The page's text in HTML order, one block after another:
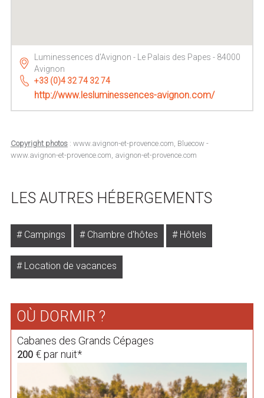
Luminessences d'Avignon - Le Palais des Papes - 84000
Avignon
+33 (0)4 32 74 32 74
http://www.lesluminessences-avignon.com/
Copyright photos: www.avignon-et-provence.com, Bluecow -
www.avignon-et-provence.com, avignon-et-provence.com
LES AUTRES HÉBERGEMENTS
Campings Chambre d'hôtes Hôtels
Location de vacances
OÙ DORMIR ?
Cabanes des Grands Cépages
200€ par nuit*